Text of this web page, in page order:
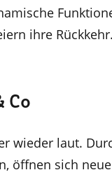
ihre
Co
wieder laut.
öffnen sich